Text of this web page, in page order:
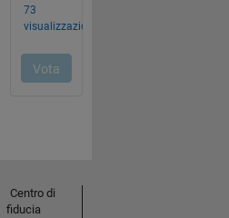
Centro di
fiducia